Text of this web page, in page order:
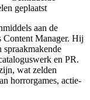
geplaatst
aan de
Content Manager. Hij
spraakmakende
en PR.
wat zelden
horrorgames, actie-